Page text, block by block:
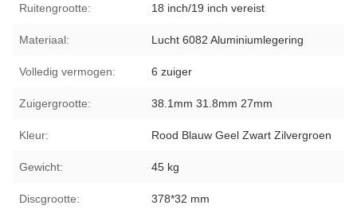
Ruitengrootte: 18 inch/19 inch vereist
Materiaal: Lucht 6082 Aluminiumlegering
Volledig vermogen: 6 zuiger
Zuigergrootte: 38.1mm 31.8mm 27mm
Kleur: Rood Blauw Geel Zwart Zilvergroen
Gewicht: 45 kg
Discgrootte: 378*32 mm